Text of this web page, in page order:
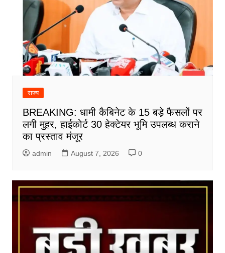
राज्य
BREAKING: धामी कैबिनेट के 15 बड़े फैसलों पर
लगी मुहर, हाईकोर्ट 30 हेक्टेयर भूमि उपलब्ध कराने
का प्रस्ताव मंजूर
admin August 7, 2026 0